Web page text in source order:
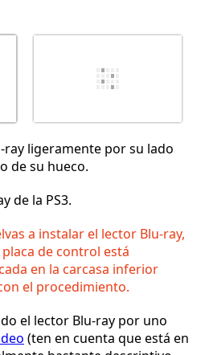
ray ligeramente por su lado
de su hueco.
de la PS3.
a instalar el lector Blu-ray,
de control está
en la carcasa inferior
el procedimiento.
el lector Blu-ray por uno
(ten en cuenta que está en